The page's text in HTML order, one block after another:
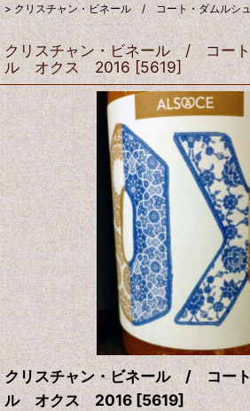
> クリスチャン・ビネール / コート・ダムル
クリスチャン・ビネール / コート
ル オクス 2016 [5619]
クリスチャン・ビネール / コート
ル オクス 2016 [5619]